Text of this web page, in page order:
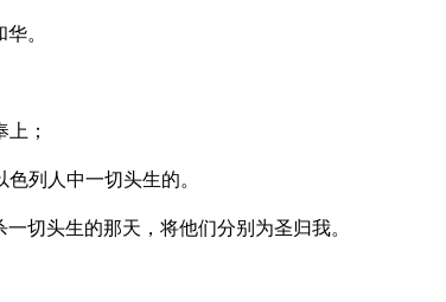
。
；
列人中一切头生的。
切头生的那天，将他们分别为圣归我。